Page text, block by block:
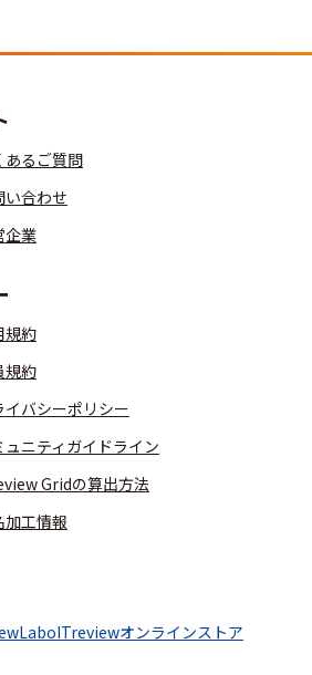
あるご質問
い合わせ
企業
規約
規約
イバシーポリシー
ュニティガイドライン
Gridの算出方法
加工情報
ITreviewオンラインストア